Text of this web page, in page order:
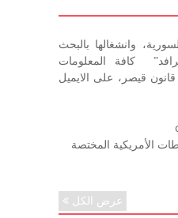
أتاسي أبو مطيع
وانشغالها بالبحث
كافة المعلومات
قيصر، على الايميل
الأمريكية المختصة
عرض الكل